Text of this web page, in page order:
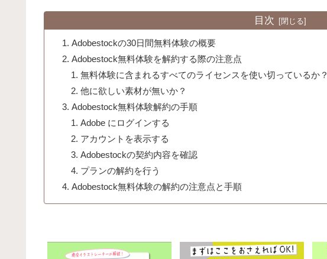
目次
Adobestockの30日間無料体験の概要
Adobestock無料体験を解約する際の注意点
無料体験に含まれるすべてのライセンスを使い切っているか？
他に欲しい素材が無いか？
Adobestock無料体験解約の手順
Adobe にログインする
アカウントを表示する
Adobestockの契約内容を確認
プランの解約を行う
Adobestock無料体験の解約の注意点と手順